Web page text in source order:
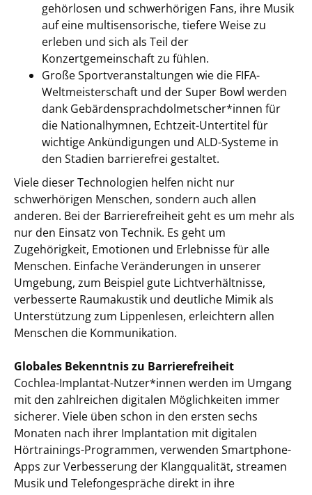
gehörlosen und schwerhörigen Fans, ihre Musik
auf eine multisensorische, tiefere Weise zu
erleben und sich als Teil der
Konzertgemeinschaft zu fühlen.
Große Sportveranstaltungen wie die FIFA-
Weltmeisterschaft und der Super Bowl werden
dank Gebärdensprachdolmetscher*innen für
die Nationalhymnen, Echtzeit-Untertitel für
wichtige Ankündigungen und ALD-Systeme in
den Stadien barrierefrei gestaltet.
Viele dieser Technologien helfen nicht nur
schwerhörigen Menschen, sondern auch allen
anderen. Bei der Barrierefreiheit geht es um mehr als
nur den Einsatz von Technik. Es geht um
Zugehörigkeit, Emotionen und Erlebnisse für alle
Menschen. Einfache Veränderungen in unserer
Umgebung, zum Beispiel gute Lichtverhältnisse,
verbesserte Raumakustik und deutliche Mimik als
Unterstützung zum Lippenlesen, erleichtern allen
Menschen die Kommunikation.
Globales Bekenntnis zu Barrierefreiheit
Cochlea-Implantat-Nutzer*innen werden im Umgang
mit den zahlreichen digitalen Möglichkeiten immer
sicherer. Viele üben schon in den ersten sechs
Monaten nach ihrer Implantation mit digitalen
Hörtrainings-Programmen, verwenden Smartphone-
Apps zur Verbesserung der Klangqualität, streamen
Musik und Telefongespräche direkt in ihre